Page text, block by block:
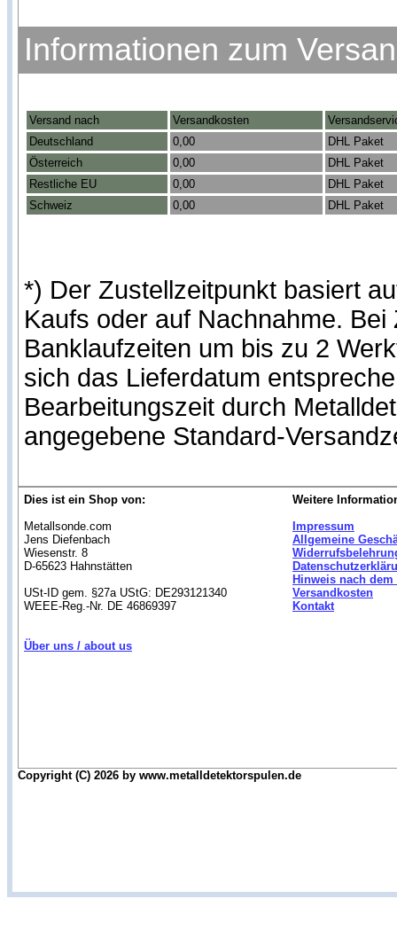
Informationen zum
Versand nach Versandkosten
Deutschland
0,00
DHL Paket
Österreich
0,00
DHL Paket
Restliche EU
0,00
DHL Paket
Schweiz
0,00 DHL Paket
*) Der Zustellzeitpunkt basiert
Kaufs oder auf Nachnahme.
Banklaufzeiten um bis zu 2
sich das Lieferdatum
Bearbeitungszeit durch
angegebene Standard-
Dies ist ein Shop von:
Metallsonde.com
Jens Diefenbach
Wiesenstr. 8
D-65623 Hahnstätten
USt-ID gem. §27a UStG: DE293121340
WEEE-Reg.-Nr. DE 46869397
Über uns / about us
Weitere
Impressum
Allgemeine
Hinweis nach
Versandkosten
Kontakt
Copyright (C) 2026 by www.metalldetektorspulen.de